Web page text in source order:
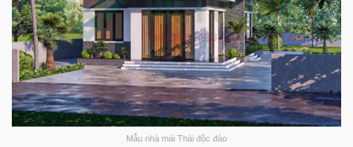
Mẫu nhà mái Thái độc đáo